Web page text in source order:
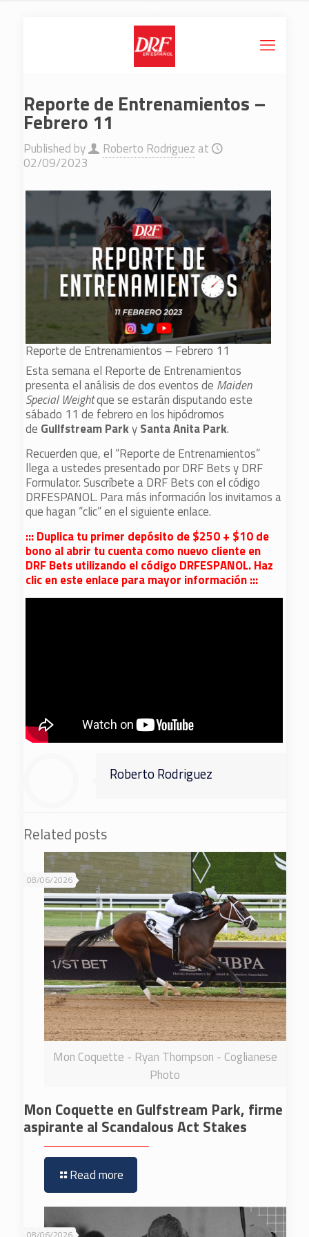
Reporte de Entrenamientos –
Febrero 11
Published by Roberto Rodriguez at
02/09/2023
Reporte de Entrenamientos – Febrero 11
Esta semana el Reporte de Entrenamientos
presenta el análisis de dos eventos de Maiden
Special Weightque se estarán disputando este
sábado 11 de febrero en los hipódromos
de Gullfstream ParkySanta Anita Park.
Recuerden que, el “Reporte de Entrenamientos”
llega a ustedes presentado por DRF Bets y DRF
Formulator. Suscríbete a DRF Bets con el código
DRFESPANOL. Para más información los invitamos a
que hagan “clic” en el siguiente enlace.
::: Duplica tu primer depósito de $250 + $10 de
bono al abrir tu cuenta como nuevo cliente en
DRF Bets utilizando el código DRFESPANOL. Haz
clic en este enlace para mayor información :::
Roberto Rodriguez
Related posts
Mon Coquette - Ryan Thompson - Coglianese
Photo
08/06/2026
Mon Coquette en Gulfstream Park, firme
aspirante al Scandalous Act Stakes
Read more